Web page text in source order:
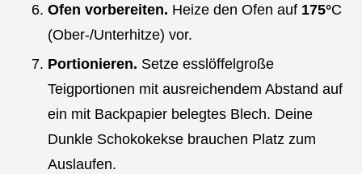
Ofen vorbereiten. Heize den Ofen auf 175°C
(Ober-/Unterhitze) vor.
Portionieren. Setze esslöffelgroße
Teigportionen mit ausreichendem Abstand auf
ein mit Backpapier belegtes Blech. Deine
Dunkle Schokokekse brauchen Platz zum
Auslaufen.